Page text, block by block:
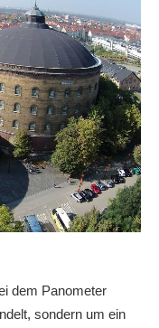
dem Panometer
sondern um ein